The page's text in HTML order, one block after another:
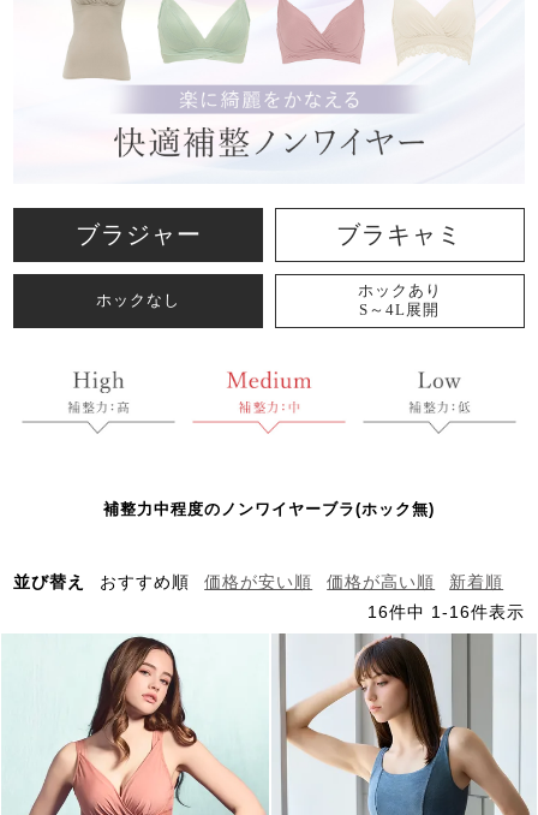
ブラジャー ブラキャミ
ホックなし
ホックあり
S～4L展開
補整力中程度のノンワイヤーブラ(ホック無)
並び替え おすすめ順 価格が安い順 価格が高い順
新着順
16件中 1-16件表示